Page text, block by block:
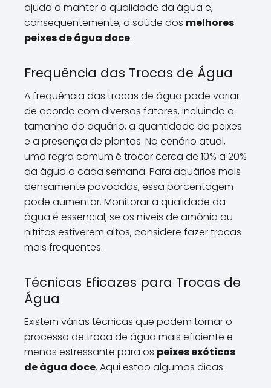
ajuda a manter a qualidade da água e,
consequentemente, a saúde dos melhores
peixes de água doce.
Frequência das Trocas de Água
A frequência das trocas de água pode variar
de acordo com diversos fatores, incluindo o
tamanho do aquário, a quantidade de peixes
e a presença de plantas. No cenário atual,
uma regra comum é trocar cerca de 10% a 20%
da água a cada semana. Para aquários mais
densamente povoados, essa porcentagem
pode aumentar. Monitorar a qualidade da
água é essencial; se os níveis de amônia ou
nitritos estiverem altos, considere fazer trocas
mais frequentes.
Técnicas Eficazes para Trocas de
Água
Existem várias técnicas que podem tornar o
processo de troca de água mais eficiente e
menos estressante para os peixes exóticos
de água doce. Aqui estão algumas dicas: